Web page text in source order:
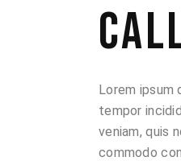
Lorem ipsum
tempor
veniam, quis
commodo